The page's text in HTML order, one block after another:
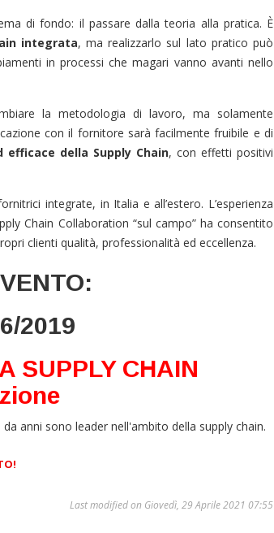
di fondo: il passare dalla teoria alla pratica. È
integrata, ma realizzarlo sul lato pratico può
in processi che magari vanno avanti nello
la metodologia di lavoro, ma solamente
con il fornitore sarà facilmente fruibile e di
della Supply Chain, con effetti positivi
integrate, in Italia e all’estero. L’esperienza
Chain Collaboration “sul campo” ha consentito
clienti qualità, professionalità ed eccellenza.
2019
SUPPLY CHAIN
anni sono leader nell'ambito della supply chain.
Last modified on Giovedì, 29 Aprile 2021 07:55